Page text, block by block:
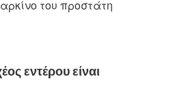
του προστάτη
εντέρου είναι